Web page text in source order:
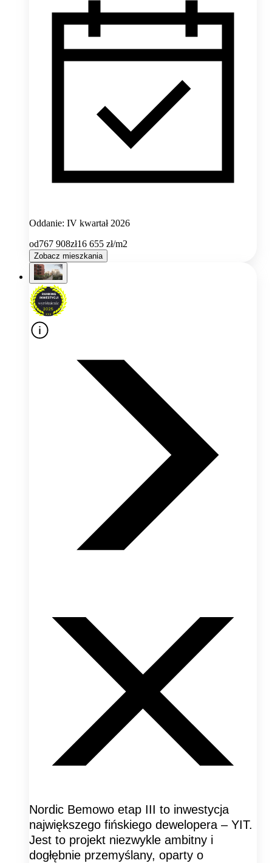
Oddanie: IV kwartał 2026
od767 908zł16 655 zł/m2
Zobacz mieszkania
Nordic Bemowo etap III to inwestycja
największego fińskiego dewelopera – YIT.
Jest to projekt niezwykle ambitny i
dogłębnie przemyślany, oparty o